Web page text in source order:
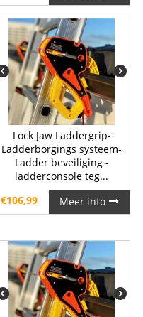
Lock Jaw Laddergrip-
Ladderborgings systeem-
Ladder beveiliging -
ladderconsole teg...
€106,99 Meer info